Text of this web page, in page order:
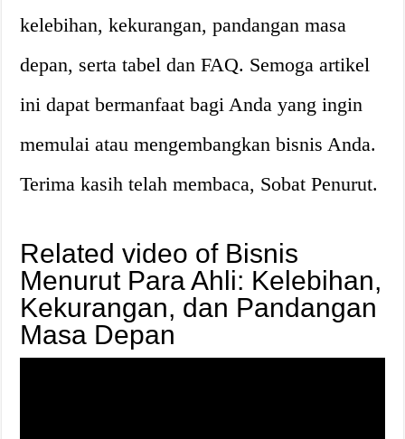
kelebihan, kekurangan, pandangan masa
depan, serta tabel dan FAQ. Semoga artikel
ini dapat bermanfaat bagi Anda yang ingin
memulai atau mengembangkan bisnis Anda.
Terima kasih telah membaca, Sobat Penurut.
Related video of Bisnis
Menurut Para Ahli: Kelebihan,
Kekurangan, dan Pandangan
Masa Depan